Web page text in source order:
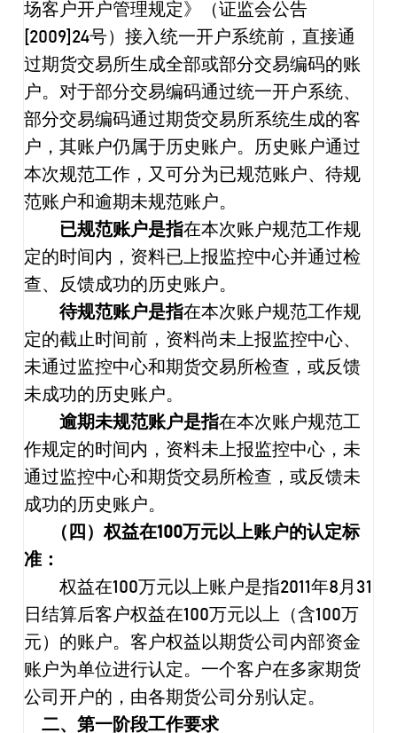
场客户开户管理规定》（证监会公告
[2009]24号）接入统一开户系统前，直接通
过期货交易所生成全部或部分交易编码的账
户。对于部分交易编码通过统一开户系统、
部分交易编码通过期货交易所系统生成的客
户，其账户仍属于历史账户。历史账户通过
本次规范工作，又可分为已规范账户、待规
范账户和逾期未规范账户。
已规范账户是指在本次账户规范工作规
定的时间内，资料已上报监控中心并通过检
查、反馈成功的历史账户。
待规范账户是指在本次账户规范工作规
定的截止时间前，资料尚未上报监控中心、
未通过监控中心和期货交易所检查，或反馈
未成功的历史账户。
逾期未规范账户是指在本次账户规范工
作规定的时间内，资料未上报监控中心，未
通过监控中心和期货交易所检查，或反馈未
成功的历史账户。
（四）权益在100万元以上账户的认定标
准：
权益在100 万元以上账户是指2011年8 月 31
日结算后客户权益在100 万元以上（含100 万
元）的账户。客户权益以期货公司内部资金
账户为单位进行认定。一个客户在多家期货
公司开户的，由各期货公司分别认定。
二、第一阶段工作要求